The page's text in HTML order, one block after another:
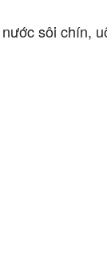
sôi chín,